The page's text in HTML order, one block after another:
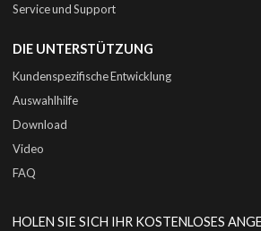
Service und Support
DIE UNTERSTÜTZUNG
Kundenspezifische Entwicklung
Auswahlhilfe
Download
Video
FAQ
HOLEN SIE SICH IHR KOSTENLOSES